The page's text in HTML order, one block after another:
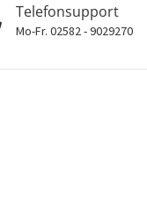
Telefonsupport
Mo-Fr. 02582 - 9029270